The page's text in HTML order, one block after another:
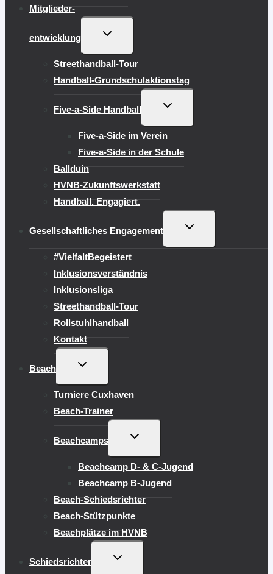
Mitglieder-
entwicklung
UNTERMENÜ
Streethandball-Tour
Handball-Grundschulaktionstag
Five-a-Side Handball
UNTERMENÜ
Five-a-Side im Verein
Five-a-Side in der Schule
Ballduin
HVNB-Zukunftswerkstatt
Handball. Engagiert.
Gesellschaftliches Engagement
UNTERMENÜ
#VielfaltBegeistert
Inklusionsverständnis
Inklusionsliga
Streethandball-Tour
Rollstuhlhandball
Kontakt
Beach
UNTERMENÜ
Turniere Cuxhaven
Beach-Trainer
Beachcamps
UNTERMENÜ
Beachcamp D- & C-Jugend
Beachcamp B-Jugend
Beach-Schiedsrichter
Beach-Stützpunkte
Beachplätze im HVNB
Schiedsrichter
UNTERMENÜ